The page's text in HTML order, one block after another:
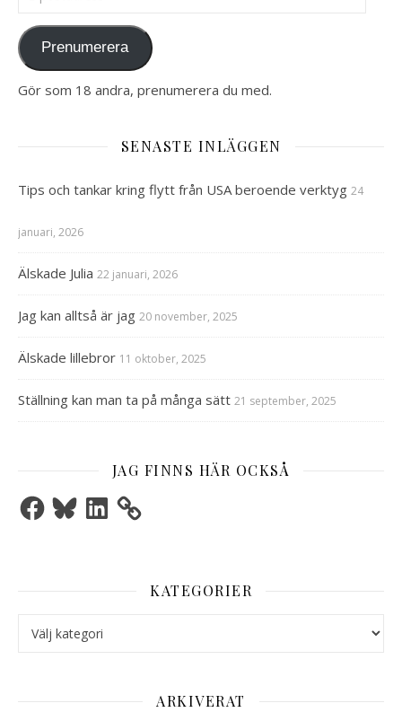
Prenumerera
Gör som 18 andra, prenumerera du med.
SENASTE INLÄGGEN
Tips och tankar kring flytt från USA beroende verktyg 24
januari, 2026
Älskade Julia 22 januari, 2026
Jag kan alltså är jag 20 november, 2025
Älskade lillebror 11 oktober, 2025
Ställning kan man ta på många sätt 21 september, 2025
JAG FINNS HÄR OCKSÅ
FacebookBlueskyLinkedIn
KATEGORIER
ARKIVERAT